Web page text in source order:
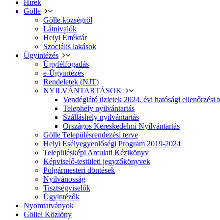
Hírek
Gölle
Gölle községről
Látnivalók
Helyi Értéktár
Szociális lakások
Ügyintézés
Ügyfélfogadás
e-Ügyintézés
Rendeletek (NJT)
NYILVÁNTARTÁSOK
Vendéglátó üzletek 2024. évi hatósági ellenőrzési
Telephely nyilvántartás
Szálláshely nyilvántartás
Országos Kereskedelmi Nyilvántartás
Gölle Településrendezési terve
Helyi Esélyegyenlőségi Program 2019-2024
Településképi Arculati Kézikönyv
Képviselő-testületi jegyzőkönyvek
Polgármesteri döntések
Nyilvánosság
Tisztségviselők
Ügyintézők
Nyomtatványok
Göllei Közlöny